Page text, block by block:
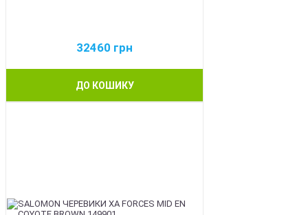
32460 грн
ДО КОШИКУ